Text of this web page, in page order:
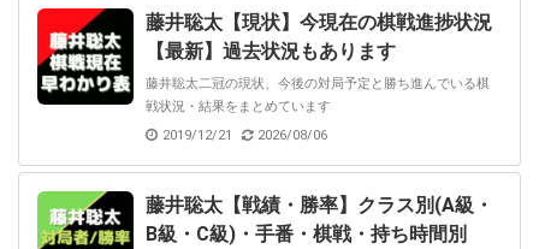
藤井聡太【現状】今現在の棋戦進捗状況
【最新】過去状況もあります
藤井聡太二冠の現状、今後の対局予定と勝ち進んでいる棋
戦状況・結果をまとめています
2019/12/21
2026/08/06
藤井聡太【戦績・勝率】クラス別(A級・
B級・C級)・手番・棋戦・持ち時間別